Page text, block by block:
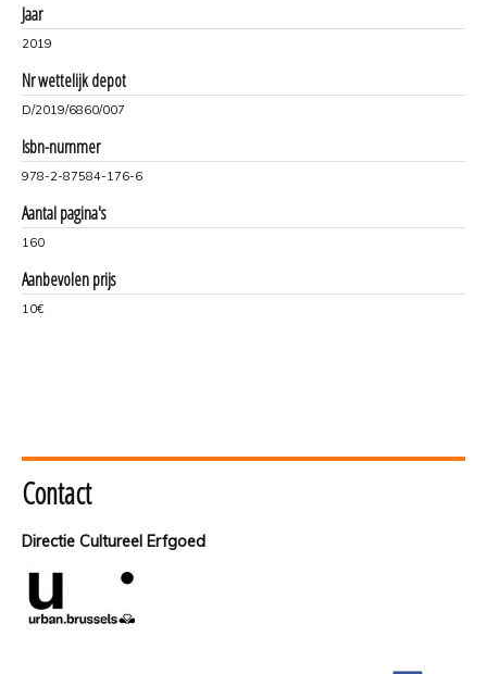
Jaar
2019
Nr wettelijk depot
D/2019/6860/007
Isbn-nummer
978-2-87584-176-6
Aantal pagina's
160
Aanbevolen prijs
10€
Contact
Directie Cultureel Erfgoed